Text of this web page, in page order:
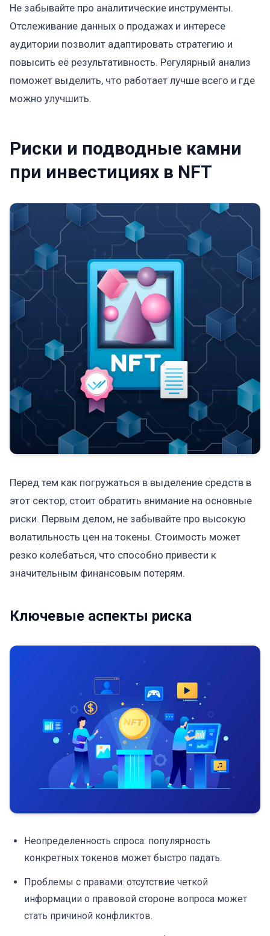
Не забывайте про аналитические инструменты.
Отслеживание данных о продажах и интересе
аудитории позволит адаптировать стратегию и
повысить её результативность. Регулярный анализ
поможет выделить, что работает лучше всего и где
можно улучшить.
Риски и подводные камни
при инвестициях в NFT
Перед тем как погружаться в выделение средств в
этот сектор, стоит обратить внимание на основные
риски. Первым делом, не забывайте про высокую
волатильность цен на токены. Стоимость может
резко колебаться, что способно привести к
значительным финансовым потерям.
Ключевые аспекты риска
Неопределенность спроса: популярность
конкретных токенов может быстро падать.
Проблемы с правами: отсутствие четкой
информации о правовой стороне вопроса может
стать причиной конфликтов.